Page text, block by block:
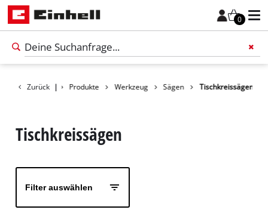
0
Füge
Zurück | Produkte Werkzeug Sägen Tischkreissägen
Tischkreissägen
Filter auswählen